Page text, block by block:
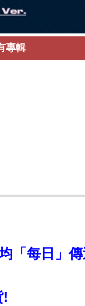
專輯
「每日」
!